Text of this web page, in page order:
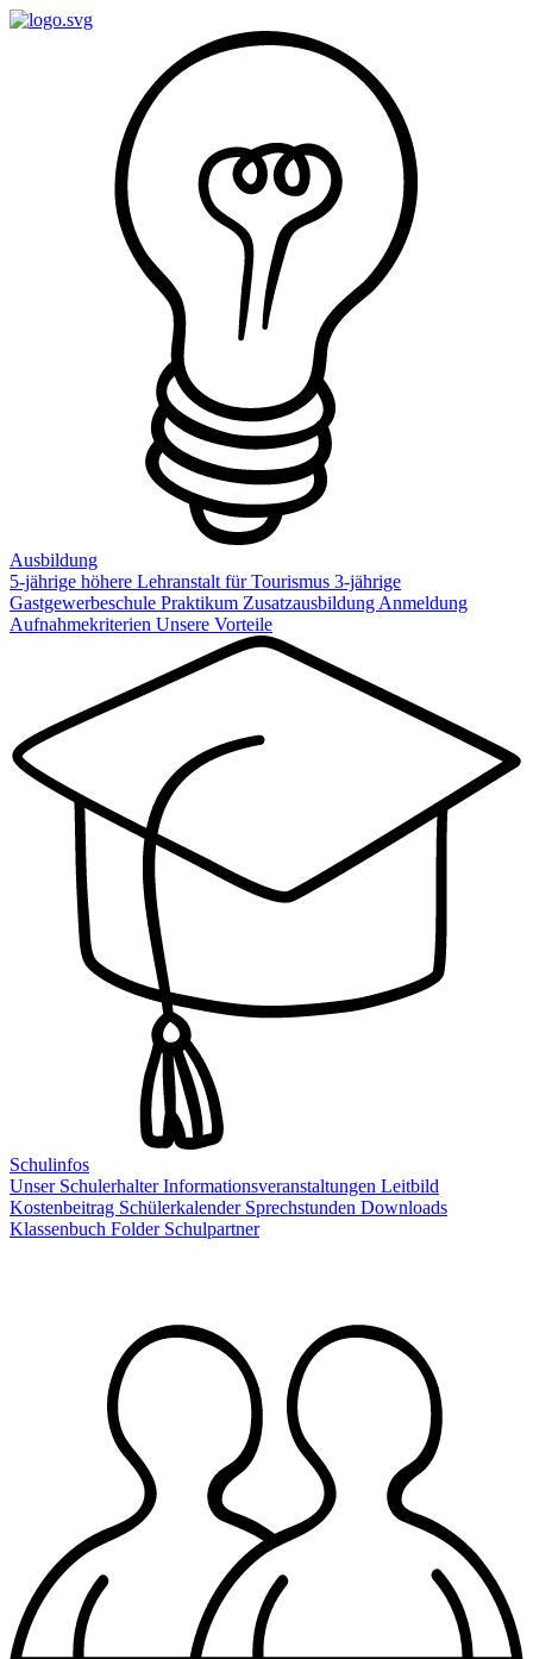
Ausbildung
5-jährige höhere Lehranstalt für Tourismus 3-jährige
Gastgewerbeschule Praktikum Zusatzausbildung Anmeldung
Aufnahmekriterien Unsere Vorteile
Schulinfos
Unser SchulerhalterInformationsveranstaltungen Leitbild
Kostenbeitrag Schülerkalender Sprechstunden Downloads
Klassenbuch Folder Schulpartner